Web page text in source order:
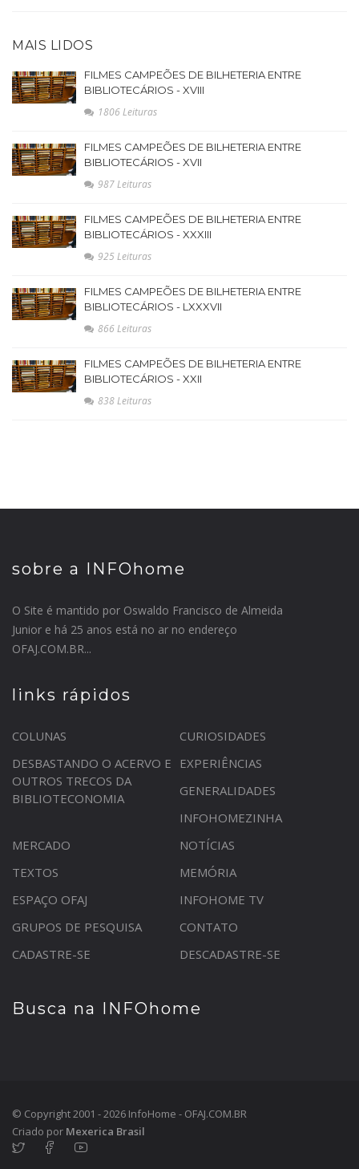
MAIS LIDOS
FILMES CAMPEÕES DE BILHETERIA ENTRE
BIBLIOTECÁRIOS - XVIII
1806 Leituras
FILMES CAMPEÕES DE BILHETERIA ENTRE
BIBLIOTECÁRIOS - XVII
987 Leituras
FILMES CAMPEÕES DE BILHETERIA ENTRE
BIBLIOTECÁRIOS - XXXIII
925 Leituras
FILMES CAMPEÕES DE BILHETERIA ENTRE
BIBLIOTECÁRIOS - LXXXVII
866 Leituras
FILMES CAMPEÕES DE BILHETERIA ENTRE
BIBLIOTECÁRIOS - XXII
838 Leituras
sobre a INFOhome
O Site é mantido por Oswaldo Francisco de Almeida
Junior e há 25 anos está no ar no endereço
OFAJ.COM.BR...
links rápidos
COLUNAS
CURIOSIDADES
DESBASTANDO O ACERVO E
OUTROS TRECOS DA
BIBLIOTECONOMIA
EXPERIÊNCIAS
GENERALIDADES
INFOHOMEZINHA
MERCADO
NOTÍCIAS
TEXTOS
MEMÓRIA
ESPAÇO OFAJ
INFOHOME TV
GRUPOS DE PESQUISA
CONTATO
CADASTRE-SE
DESCADASTRE-SE
Busca na INFOhome
© Copyright 2001 - 2026 InfoHome - OFAJ.COM.BR
Criado por Mexerica Brasil